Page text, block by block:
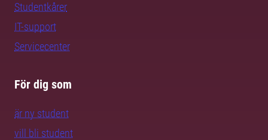
Studentkårer
IT-support
Servicecenter
För dig som
är ny student
vill bli student